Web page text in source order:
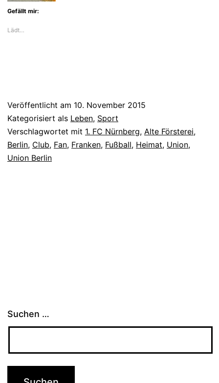
Gefällt mir:
Lädt…
Veröffentlicht am 10. November 2015
Kategorisiert als Leben, Sport
Verschlagwortet mit 1. FC Nürnberg, Alte Försterei,
Berlin, Club, Fan, Franken, Fußball, Heimat, Union,
Union Berlin
Suchen …